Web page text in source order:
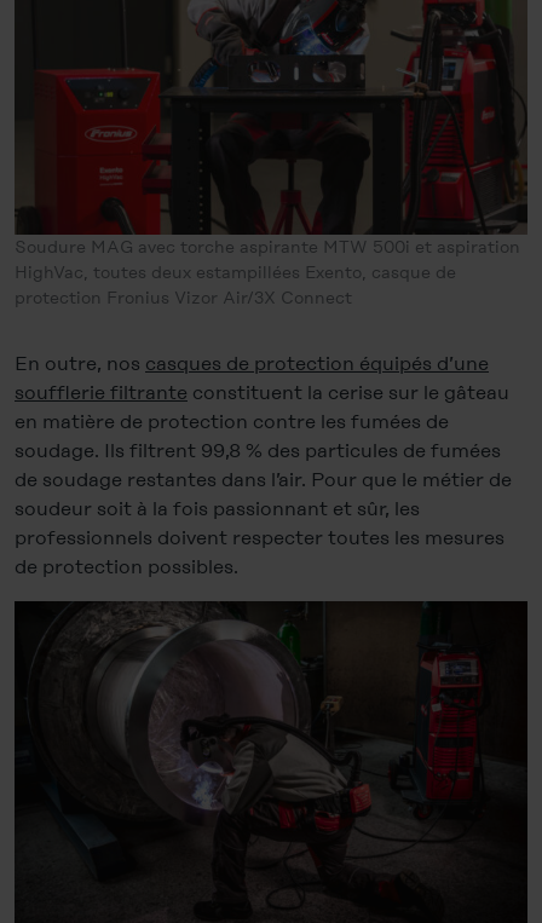
Soudure MAG avec torche aspirante MTW 500i et aspiration
HighVac, toutes deux estampillées Exento, casque de
protection Fronius Vizor Air/3X Connect
En outre, nos casques de protection équipés d’une
soufflerie filtrante constituent la cerise sur le gâteau
en matière de protection contre les fumées de
soudage. Ils filtrent 99,8 % des particules de fumées
de soudage restantes dans l’air. Pour que le métier de
soudeur soit à la fois passionnant et sûr, les
professionnels doivent respecter toutes les mesures
de protection possibles.